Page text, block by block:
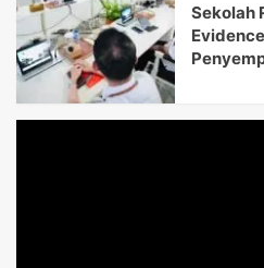
Sekolah